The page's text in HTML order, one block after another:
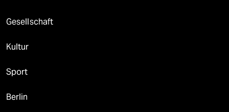
Gesellschaft
Kultur
Sport
Berlin